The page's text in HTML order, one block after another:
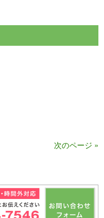
次のページ »